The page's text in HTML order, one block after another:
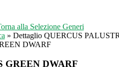
alla Selezione Generi
» Dettaglio QUERCUS
DWARF
GREEN DWARF